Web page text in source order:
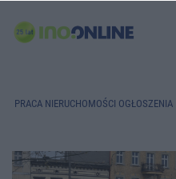
PRACA NIERUCHOMOŚCI OGŁOSZENIA